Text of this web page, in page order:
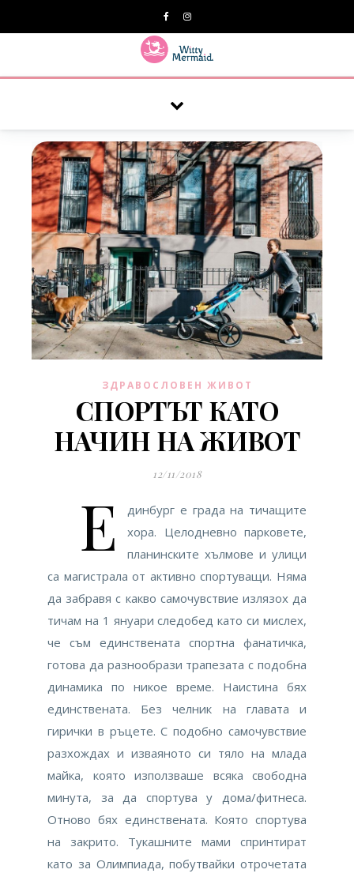
ЗДРАВОСЛОВЕН ЖИВОТ
СПОРТЪТ КАТО
НАЧИН НА ЖИВОТ
12/11/2018
Е
динбург е града на тичащите
хора. Целодневно парковете,
планинските хълмове и улици
са магистрала от активно спортуващи. Няма
да забравя с какво самочувствие излязох да
тичам на 1 януари следобед като си мислех,
че съм единствената спортна фанатичка,
готова да разнообрази трапезата с подобна
динамика по никое време. Наистина бях
единствената. Без челник на главата и
гирички в ръцете. С подобно самочувствие
разхождах и изваяното си тяло на млада
майка, която използваше всяка свободна
минута, за да спортува у дома/фитнеса.
Отново бях единствената. Която спортува
на закрито. Тукашните мами спринтират
като за Олимпиада, побутвайки отрочетата